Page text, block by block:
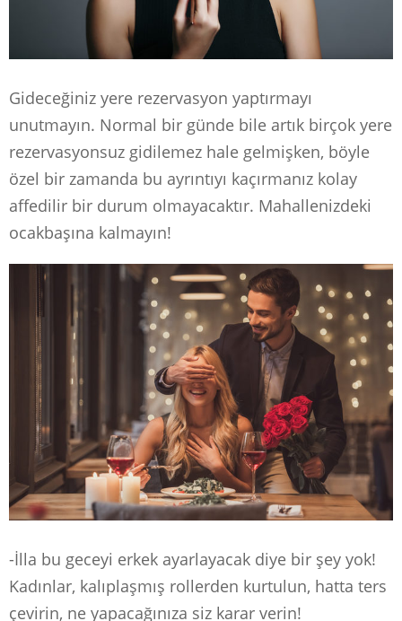
Gideceğiniz yere rezervasyon yaptırmayı
unutmayın. Normal bir günde bile artık birçok yere
rezervasyonsuz gidilemez hale gelmişken, böyle
özel bir zamanda bu ayrıntıyı kaçırmanız kolay
affedilir bir durum olmayacaktır. Mahallenizdeki
ocakbaşına kalmayın!
-İlla bu geceyi erkek ayarlayacak diye bir şey yok!
Kadınlar, kalıplaşmış rollerden kurtulun, hatta ters
çevirin, ne yapacağınıza siz karar verin!